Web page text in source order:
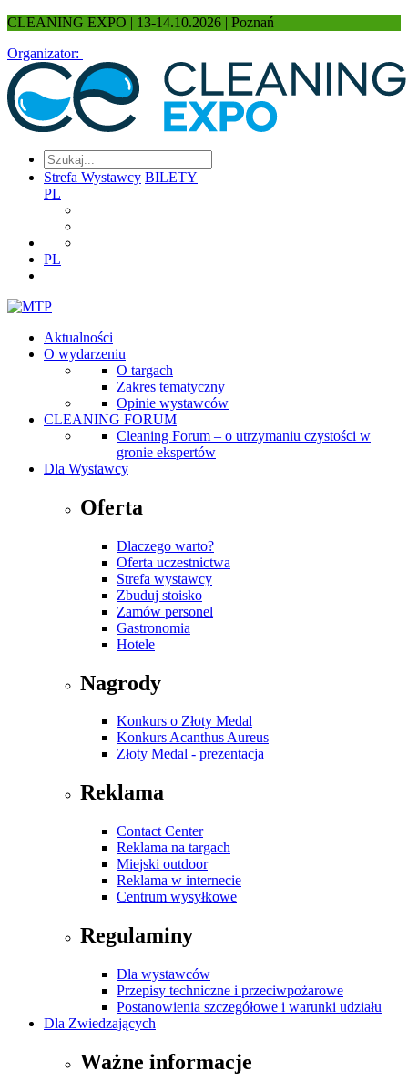
CLEANING EXPO | 13-14.10.2026 | Poznań
Organizator:
Strefa Wystawcy BILETY
PL
PL
Aktualności
O wydarzeniu
O targach
Zakres tematyczny
Opinie wystawców
CLEANING FORUM
Cleaning Forum – o utrzymaniu czystości w
gronie ekspertów
Dla Wystawcy
Oferta
Dlaczego warto?
Oferta uczestnictwa
Strefa wystawcy
Zbuduj stoisko
Zamów personel
Gastronomia
Hotele
Nagrody
Konkurs o Złoty Medal
Konkurs Acanthus Aureus
Złoty Medal - prezentacja
Reklama
Contact Center
Reklama na targach
Miejski outdoor
Reklama w internecie
Centrum wysyłkowe
Regulaminy
Dla wystawców
Przepisy techniczne i przeciwpożarowe
Postanowienia szczegółowe i warunki udziału
Dla Zwiedzających
Ważne informacje